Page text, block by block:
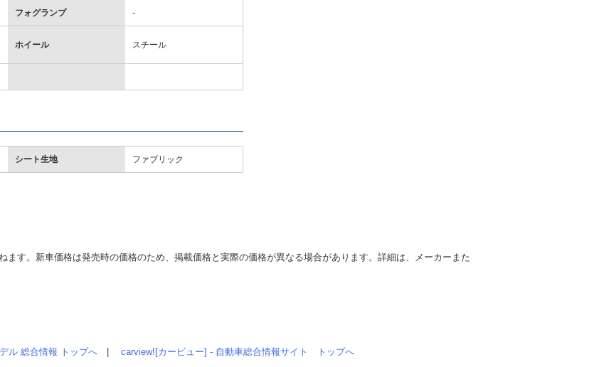
フォグランプ -
ホイール スチール
シート生地 ファブリック
す。新車価格は発売時の価格のため、掲載価格と実際の価格が異なる場合があります。詳細は、メーカーまた
ル 総合情報 トップへ carview![カービュー] - 自動車総合情報サイト トップへ